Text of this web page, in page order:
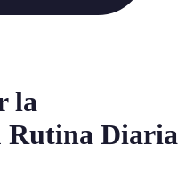
la
Rutina Diaria